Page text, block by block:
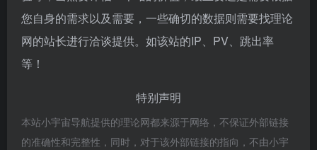
您自身的需求以及需要，一些确切的数据则需要找理论
网的站长进行洽谈提供。如该站的IP、PV、跳出率
等！
特别声明
本站小宇宙导航提供的理论网都来源于网络，不保证外部链接
的准确性和完整性，同时，对于该外部链接的指向，不由小宇